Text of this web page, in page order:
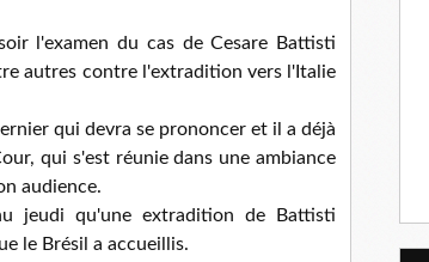
l'examen du cas de Cesare Battisti
autres contre l'extradition vers l'Italie
qui devra se prononcer et il a déjà
qui s'est réunie dans une ambiance
audience.
jeudi qu'une extradition de Battisti
le Brésil a accueillis.